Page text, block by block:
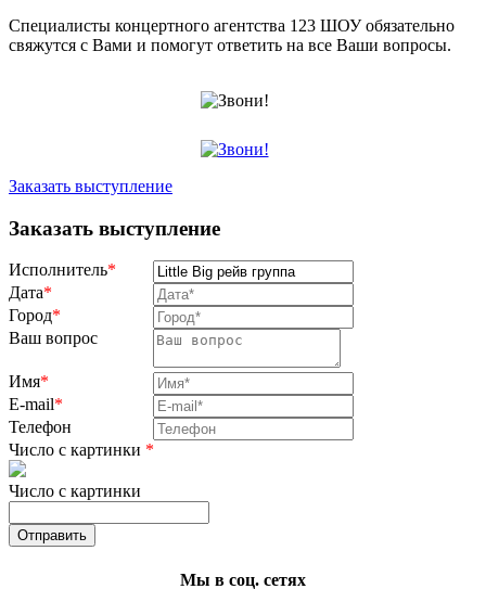
Специалисты концертного агентства 123 ШОУ обязательно
свяжутся с Вами и помогут ответить на все Ваши вопросы.
Заказать выступление
Заказать выступление
Исполнитель*
Дата*
Город*
Ваш вопрос
Имя*
E-mail*
Телефон
Число с картинки *
Число с картинки
Мы в соц. сетях